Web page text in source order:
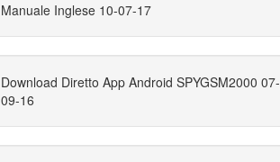
Manuale Inglese 10-07-17
Download Diretto App Android SPYGSM2000 07-
09-16